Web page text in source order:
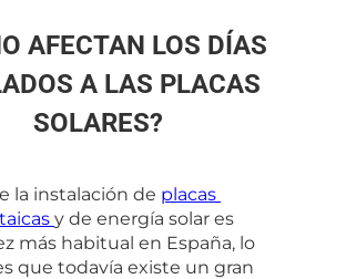
AFECTAN LOS DÍAS
A LAS PLACAS
SOLARES?
la instalación de placas
y de energía solar es
más habitual en España, lo
que todavía existe un gran